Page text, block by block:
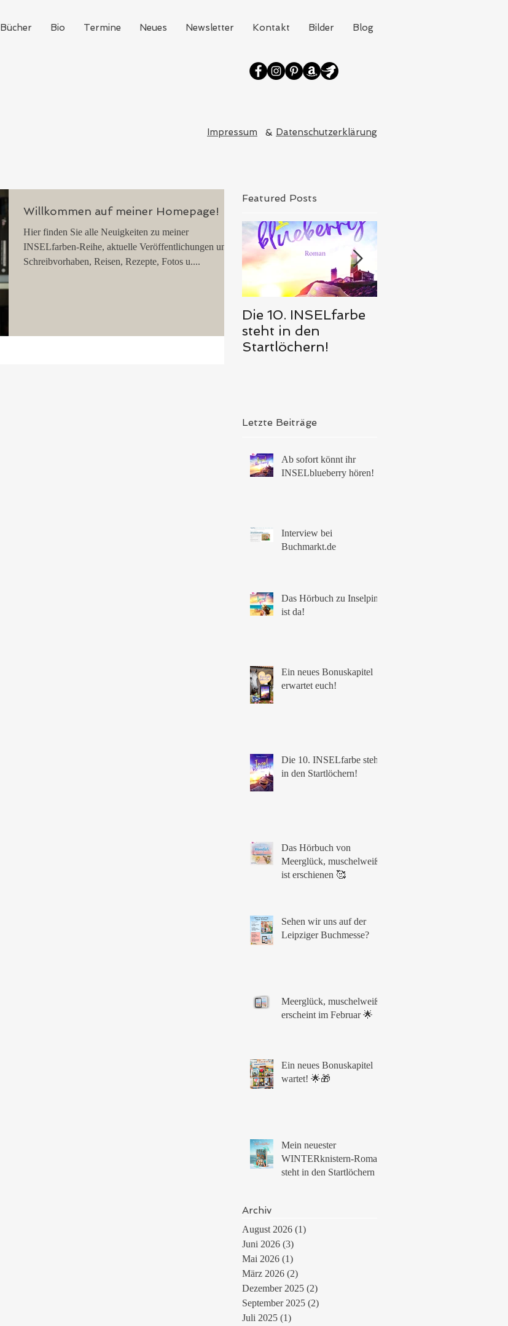
Bücher Bio Termine Neues Newsletter Kontakt Bilder Blog
Impressum & Datenschutzerklärung
Willkommen auf meiner Homepage!
Hier finden Sie alle Neuigkeiten zu meiner
INSELfarben-Reihe, aktuelle Veröffentlichungen und
Schreibvorhaben, Reisen, Rezepte, Fotos u....
Featured Posts
Die 10. INSELfarbe
steht in den
Startlöchern!
Letzte Beiträge
Ab sofort könnt ihr
INSELblueberry hören!
Interview bei
Buchmarkt.de
Das Hörbuch zu Inselpink
ist da!
Ein neues Bonuskapitel
erwartet euch!
Die 10. INSELfarbe steht
in den Startlöchern!
Das Hörbuch von
Meerglück, muschelweiß
ist erschienen 🥰
Sehen wir uns auf der
Leipziger Buchmesse?
Meerglück, muschelweiß
erscheint im Februar 🌟
Ein neues Bonuskapitel
wartet! 🌟🎁
Mein neuester
WINTERknistern-Roman
steht in den Startlöchern
Archiv
August 2026 (1)
Juni 2026 (3)
Mai 2026 (1)
März 2026 (2)
Dezember 2025 (2)
September 2025 (2)
Juli 2025 (1)